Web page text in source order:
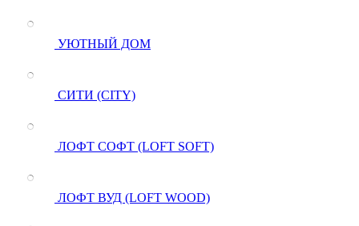
УЮТНЫЙ ДОМ
СИТИ (CITY)
ЛОФТ СОФТ (LOFT SOFT)
ЛОФТ ВУД (LOFT WOOD)